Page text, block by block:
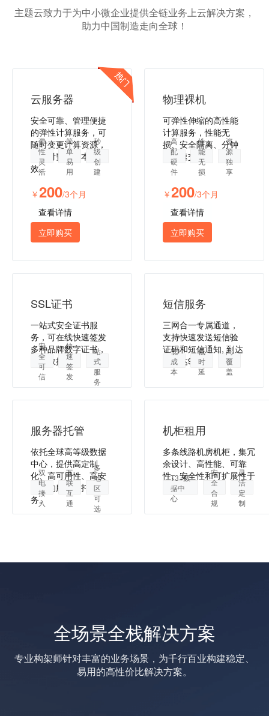
主题云致力于为中小微企业提供全链业务上云解决方案，
助力中国制造走向全球！
云服务器
安全可靠、管理便捷
的弹性计算服务，可
随时变更计算资源，
按需付费，降本增
效。
弹
性
灵
活
简
单
易
用
秒
级
创
建
￥200/3个月
查看详情
立即购买
物理裸机
可弹性伸缩的高性能
计算服务，性能无
损、安全隔离、分钟
级极速交付。
高
配
硬
件
性
能
无
损
资
源
独
享
￥200/3个月
查看详情
立即购买
SSL证书
一站式安全证书服
务，可在线快速签发
多种品牌数字证书，
保障数据安全
安
全
可
信
快
速
签
发
一
站
式
服
务
短信服务
三网合一专属通道，
支持快速发送短信验
证码和短信通知, 到达
率高达99%。
低
成
本
低
时
延
高
覆
盖
服务器托管
依托全球高等级数据
中心，提供高定制
化、高可用性、高安
全性的服务器托管服
务。
双
电
接
入
互
联
互
通
多
地
区
可
选
机柜租用
多条线路机房机柜，集冗
余设计、高性能、可靠
性、安全性和可扩展性于
一身。
T3+数
据中
心
安
全
合
规
灵
活
定
制
全场景全栈解决方案
专业构架师针对丰富的业务场景，为千行百业构建稳定、
易用的高性价比解决方案。